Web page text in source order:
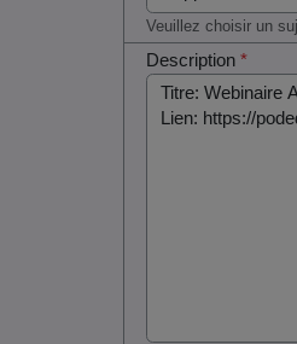
Veuillez choisir un
Description*